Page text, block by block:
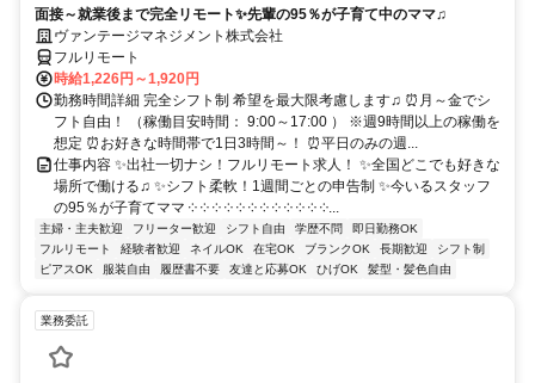
面接～就業後まで完全リモート✨先輩の95％が子育て中のママ♫
ヴァンテージマネジメント株式会社
フルリモート
時給1,226円～1,920円
勤務時間詳細 完全シフト制 希望を最大限考慮します♫ ⏰月～金でシ
フト自由！ （稼働目安時間： 9:00～17:00 ） ※週9時間以上の稼働を
想定 ⏰お好きな時間帯で1日3時間～！ ⏰平日のみの週...
仕事内容 ✨出社一切ナシ！フルリモート求人！ ✨全国どこでも好きな
場所で働ける♫ ✨シフト柔軟！1週間ごとの申告制 ✨今いるスタッフ
の95％が子育てママ ༶ ༶ ༶ ༶ ༶ ༶ ༶ ༶ ༶ ༶ ༶ ༶...
主婦・主夫歓迎 フリーター歓迎 シフト自由 学歴不問
即日勤務OK
フルリモート
経験者歓迎 ネイルOK 在宅OK ブランクOK 長期歓迎
シフト制
ピアスOK
服装自由 履歴書不要 友達と応募OK ひげOK 髪型・髪色自由
業務委託